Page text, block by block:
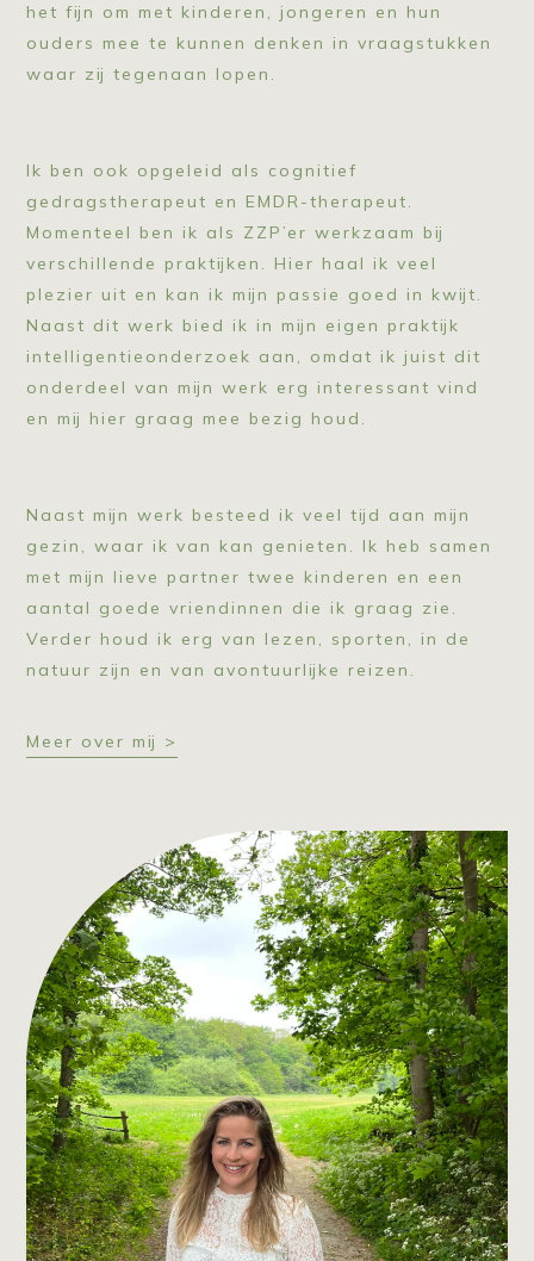
het fijn om met kinderen, jongeren en hun
ouders mee te kunnen denken in vraagstukken
waar zij tegenaan lopen.
Ik ben ook opgeleid als cognitief
gedragstherapeut en EMDR-therapeut.
Momenteel ben ik als ZZP’er werkzaam bij
verschillende praktijken. Hier haal ik veel
plezier uit en kan ik mijn passie goed in kwijt.
Naast dit werk bied ik in mijn eigen praktijk
intelligentieonderzoek aan, omdat ik juist dit
onderdeel van mijn werk erg interessant vind
en mij hier graag mee bezig houd.
Naast mijn werk besteed ik veel tijd aan mijn
gezin, waar ik van kan genieten. Ik heb samen
met mijn lieve partner twee kinderen en een
aantal goede vriendinnen die ik graag zie.
Verder houd ik erg van lezen, sporten, in de
natuur zijn en van avontuurlijke reizen.
Meer over mij >